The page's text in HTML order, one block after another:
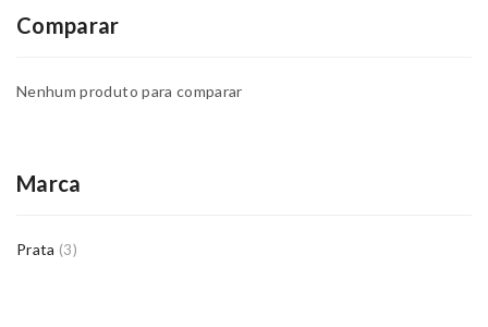
Comparar
Nenhum produto para comparar
Marca
Prata (3)